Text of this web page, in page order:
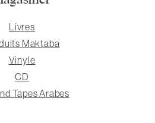
Livres
Maktaba
Vinyle
CD
Tapes Arabes